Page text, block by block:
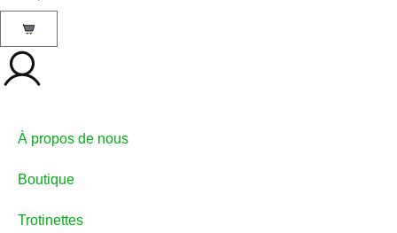
À propos de nous
Boutique
Trotinettes